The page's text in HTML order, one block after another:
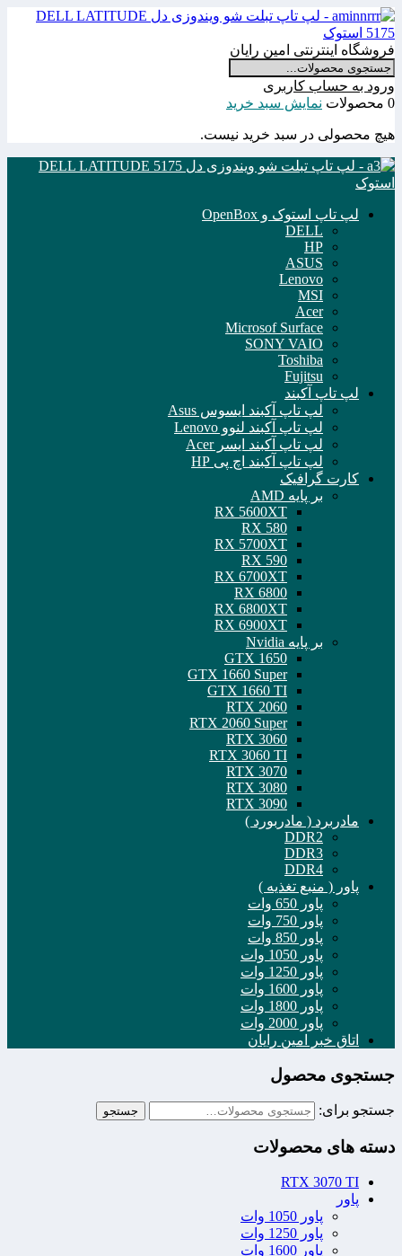
فروشگاه اینترنتی امین رایان
ورود به حساب کاربری
0 محصولات
نمایش سبد خرید
هیچ محصولی در سبد خرید نیست.
لپ تاپ استوک و OpenBox
DELL
HP
ASUS
Lenovo
MSI
Acer
Microsof Surface
SONY VAIO
Toshiba
Fujitsu
لپ تاپ آکبند
لپ تاپ آکبند ایسوس Asus
لپ تاپ آکبند لنوو Lenovo
لپ تاپ آکبند ایسر Acer
لپ تاپ آکبند اچ پی HP
کارت گرافیک
بر پایه AMD
RX 5600XT
RX 580
RX 5700XT
RX 590
RX 6700XT
RX 6800
RX 6800XT
RX 6900XT
بر پایه Nvidia
GTX 1650
GTX 1660 Super
GTX 1660 TI
RTX 2060
RTX 2060 Super
RTX 3060
RTX 3060 TI
RTX 3070
RTX 3080
RTX 3090
مادربرد ( مادربورد )
DDR2
DDR3
DDR4
پاور ( منبع تغذیه )
پاور 650 وات
پاور 750 وات
پاور 850 وات
پاور 1050 وات
پاور 1250 وات
پاور 1600 وات
پاور 1800 وات
پاور 2000 وات
اتاق خبر امین رایان
جستجوی محصول
جستجو برای: جستجو
دسته های محصولات
RTX 3070 TI
پاور
پاور 1050 وات
پاور 1250 وات
پاور 1600 وات